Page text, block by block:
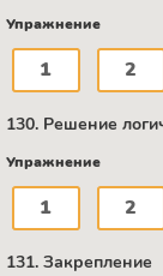
Упражнение
1 2
130. Решение
Упражнение
1 2
131. Закрепление